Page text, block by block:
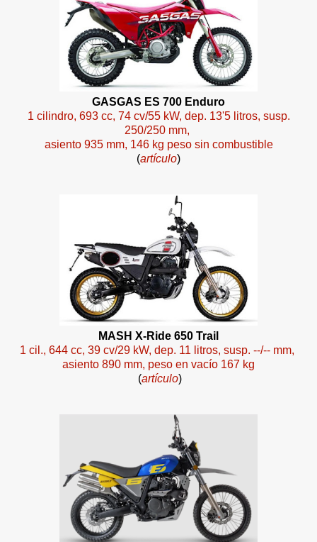
GASGAS ES 700 Enduro
1 cilindro, 693 cc, 74 cv/55 kW, dep. 13'5 litros, susp.
250/250 mm,
asiento 935 mm, 146 kg peso sin combustible
(artículo)
MASH X-Ride 650 Trail
1 cil., 644 cc, 39 cv/29 kW, dep. 11 litros, susp. --/-- mm,
asiento 890 mm, peso en vacío 167 kg
(artículo)